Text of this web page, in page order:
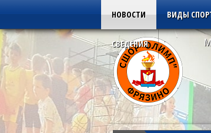
НОВОСТИ ВИДЫ
СВЕДЕНИЯ